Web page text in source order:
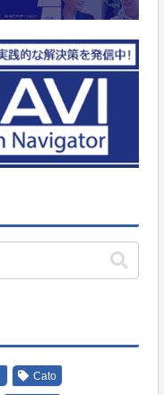
Cato